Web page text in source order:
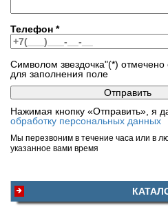
Телефон *
Символом звездочка"(*) отмечено
для заполнения поле
Нажимая кнопку «Отправить», я
обработку персональных данных
Мы перезвоним в течение часа или в
указанное вами время